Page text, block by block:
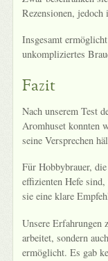
Rezensionen,
Insgesamt
unkompliziertes
Fazit
Nach unserem Test
Aromhuset konnten
seine Versprechen
Für Hobbybrauer,
effizienten Hefe
sie eine klare
Unsere Erfahrungen
arbeitet, sondern
ermöglicht. Es gab